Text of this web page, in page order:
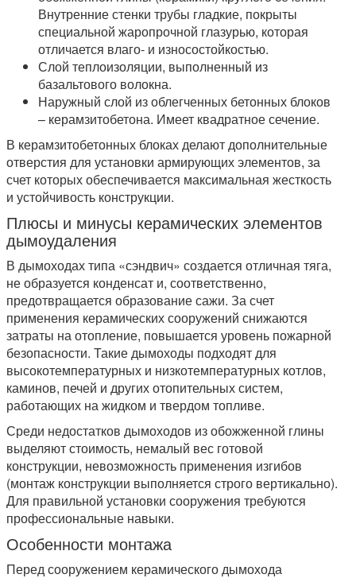
Внутренние стенки трубы гладкие, покрыты
специальной жаропрочной глазурью, которая
отличается влаго- и износостойкостью.
Слой теплоизоляции, выполненный из
базальтового волокна.
Наружный слой из облегченных бетонных блоков
– керамзитобетона. Имеет квадратное сечение.
В керамзитобетонных блоках делают дополнительные
отверстия для установки армирующих элементов, за
счет которых обеспечивается максимальная жесткость
и устойчивость конструкции.
Плюсы и минусы керамических элементов
дымоудаления
В дымоходах типа «сэндвич» создается отличная тяга,
не образуется конденсат и, соответственно,
предотвращается образование сажи. За счет
применения керамических сооружений снижаются
затраты на отопление, повышается уровень пожарной
безопасности. Такие дымоходы подходят для
высокотемпературных и низкотемпературных котлов,
каминов, печей и других отопительных систем,
работающих на жидком и твердом топливе.
Среди недостатков дымоходов из обожженной глины
выделяют стоимость, немалый вес готовой
конструкции, невозможность применения изгибов
(монтаж конструкции выполняется строго вертикально).
Для правильной установки сооружения требуются
профессиональные навыки.
Особенности монтажа
Перед сооружением керамического дымохода